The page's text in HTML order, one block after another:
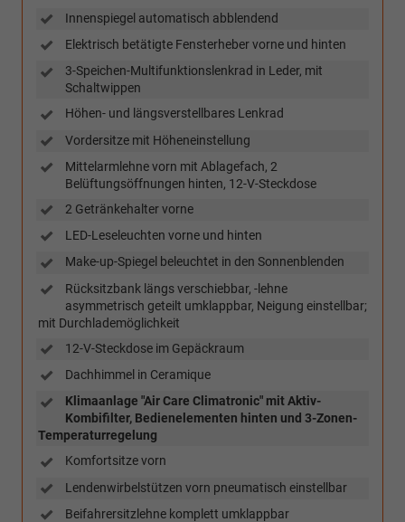
Innenspiegel automatisch abblendend
Elektrisch betätigte Fensterheber vorne und hinten
3-Speichen-Multifunktionslenkrad in Leder, mit
Schaltwippen
Höhen- und längsverstellbares Lenkrad
Vordersitze mit Höheneinstellung
Mittelarmlehne vorn mit Ablagefach, 2
Belüftungsöffnungen hinten, 12-V-Steckdose
2 Getränkehalter vorne
LED-Leseleuchten vorne und hinten
Make-up-Spiegel beleuchtet in den Sonnenblenden
Rücksitzbank längs verschiebbar, -lehne
asymmetrisch geteilt umklappbar, Neigung einstellbar;
mit Durchlademöglichkeit
12-V-Steckdose im Gepäckraum
Dachhimmel in Ceramique
Klimaanlage "Air Care Climatronic" mit Aktiv-
Kombifilter, Bedienelementen hinten und 3-Zonen-
Temperaturregelung
Komfortsitze vorn
Lendenwirbelstützen vorn pneumatisch einstellbar
Beifahrersitzlehne komplett umklappbar